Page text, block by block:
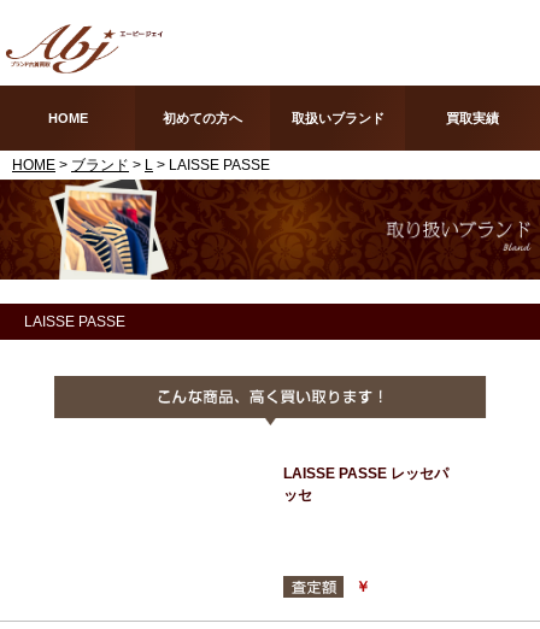
HOME 初めての方へ 取扱いブランド 買取実績
HOME > ブランド > L > LAISSE PASSE
LAISSE PASSE
LAISSE PASSE レッセパ
ッセ
￥